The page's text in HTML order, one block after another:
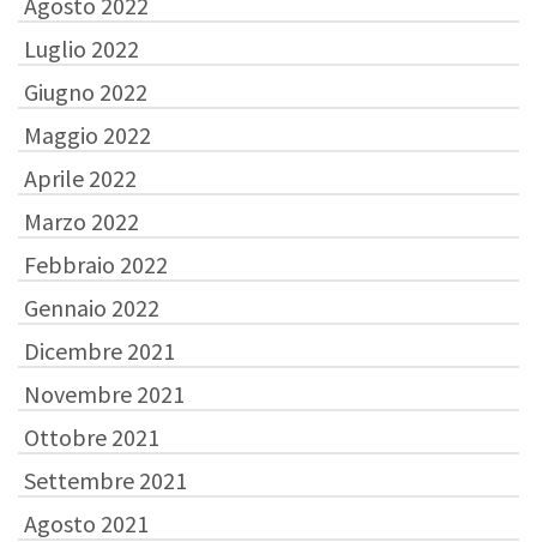
Luglio 2022
Giugno 2022
Maggio 2022
Aprile 2022
Marzo 2022
Febbraio 2022
Gennaio 2022
Dicembre 2021
Novembre 2021
Ottobre 2021
Settembre 2021
Agosto 2021